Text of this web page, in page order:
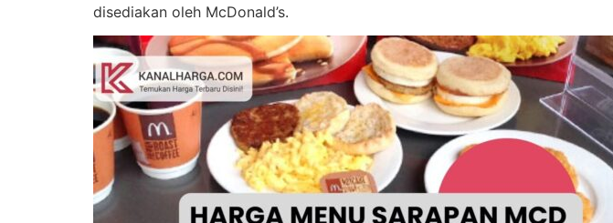
disediakan oleh McDonald’s.